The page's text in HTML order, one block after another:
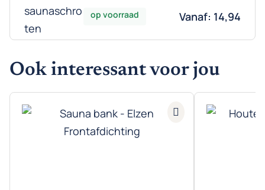
op voorraad Vanaf: 14,94
Ook interessant voor jou